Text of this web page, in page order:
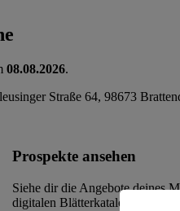
08.08.2026.
Straße 64, 98673
Prospekte ansehen
Siehe dir die Angebote deines
digitalen Blätterkatalog an.